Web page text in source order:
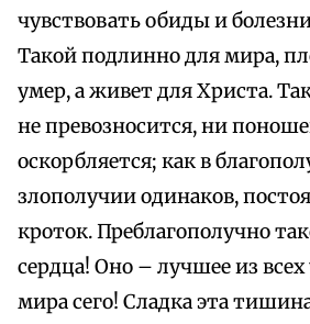
чувствовать обиды и
Такой подлинно для мира,
умер, а живет для Христа.
не превозносится, ни
оскорбляется; как в
злополучии одинаков,
кроток. Преблагополучно
сердца! Оно – лучшее из всех
мира сего! Сладка эта